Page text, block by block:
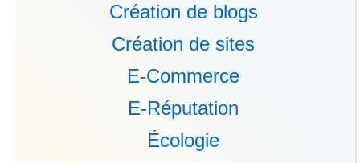
Création de blogs
Création de sites
E-Commerce
E-Réputation
Écologie